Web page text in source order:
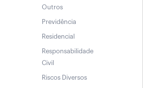
Outros
Previdência
Residencial
Responsabilidade
Civil
Riscos Diversos